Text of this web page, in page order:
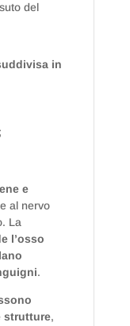
del
in
e
al nervo
La
l’osso
.
strutture,